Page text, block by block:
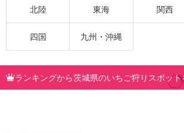
北陸 東海 関西
四国 九州・沖縄
ランキングから茨城県のいちご狩りスポット